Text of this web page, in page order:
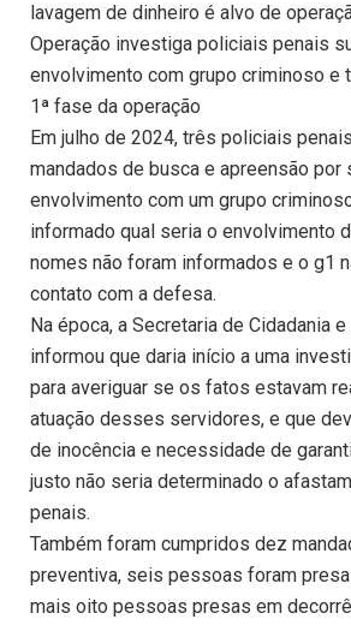
lavagem de dinheiro é alvo de
Operação investiga policiais penais
envolvimento com grupo criminoso e
1ª fase da operação
Em julho de 2024, três policiais
mandados de busca e apreensão por
envolvimento com um grupo
informado qual seria o envolvimento
nomes não foram informados e o g1
contato com a defesa.
Na época, a Secretaria de Cidadania
informou que daria início a uma
para averiguar se os fatos estavam
atuação desses servidores, e que
de inocência e necessidade de
justo não seria determinado o
penais.
Também foram cumpridos dez
preventiva, seis pessoas foram
mais oito pessoas presas em